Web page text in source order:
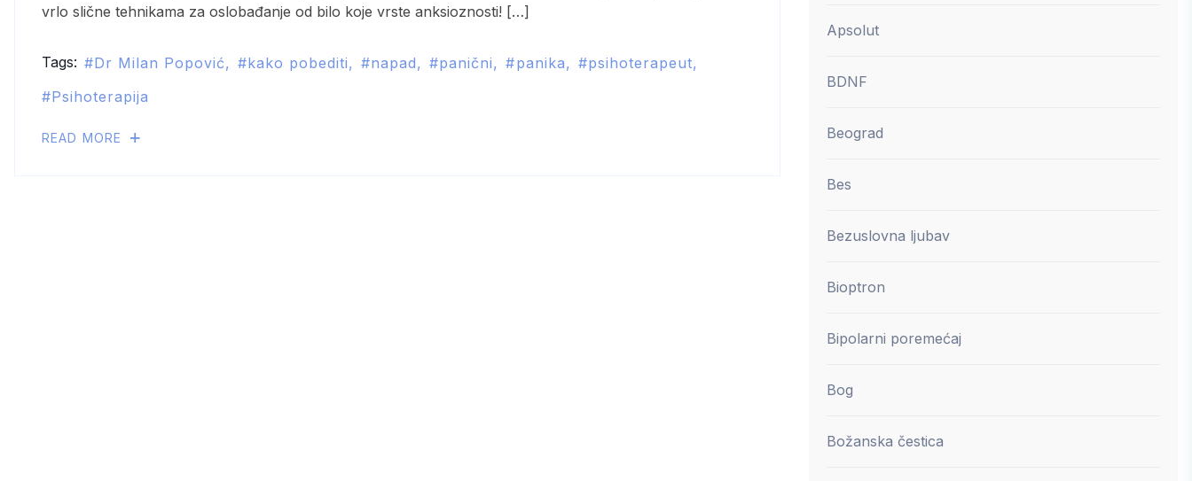
vrlo slične tehnikama za oslobađanje od bilo koje vrste anksioznosti! […]
Tags: Dr Milan Popović kako pobediti napad panični panika
psihoterapeut
Psihoterapija
READ MORE
Apsolut
BDNF
Beograd
Bes
Bezuslovna ljubav
Bioptron
Bipolarni poremećaj
Bog
Božanska čestica